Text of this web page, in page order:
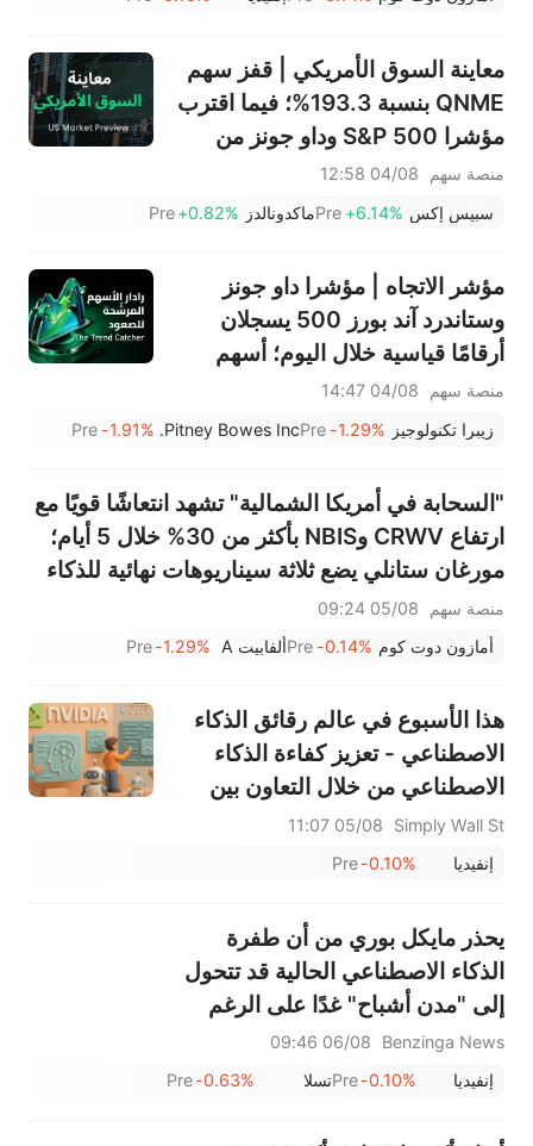
معاينة السوق الأمريكي | قفز سهم
QNME بنسبة 193.3%؛ فيما اقترب
مؤشرا S&P 500 وداو جونز من
مستويات قياسية بدعم من صفقة
بيسنت بشأن الولايات المتحدة
تترقب الأسواق نتائج سبيس إكس
بعد إغلاق السوق؛ وقفز سهما PLTR
وCAT بعد
منصة سهم
04/08 12:58
سبيس إكس +6.14%
Preماكدونالدز +0.82%
Pre
مؤشر الاتجاه | مؤشرا داو جونز
وستاندرد آند بورز 500 يسجلان
أرقامًا قياسية خلال اليوم؛ أسهم
PRLB (+7.34%) وWSM
(+3.33%) تقود 4 اختراقات يومية؛
وAAOI >16%، وPOET >14%
منصة سهم
04/08 14:47
زيبرا تكنولوجيز -1.29%
Pre
Pitney Bowes Inc.
-1.91%
Pre
"السحابة في أمريكا الشمالية" تشهد انتعاشًا قويًا مع
ارتفاع CRWV وNBIS بأكثر من 30% خلال 5 أيام؛
مورغان ستانلي يضع ثلاثة سيناريوهات نهائية للذكاء
الاصطناعي — من سيكون الفائز الأكبر؟
منصة سهم
05/08 09:24
أمازون دوت كوم -0.14%
Preألفابيت A -1.29%
Pre
هذا الأسبوع في عالم رقائق الذكاء
الاصطناعي - تعزيز كفاءة الذكاء
الاصطناعي من خلال التعاون بين
Multiverse وQualcomm
Simply Wall St
05/08 11:07
إنفيديا
-0.10%
Pre
يحذر مايكل بوري من أن طفرة
الذكاء الاصطناعي الحالية قد تتحول
إلى "مدن أشباح" غدًا على الرغم
من الطلب المتزايد
Benzinga News
06/08 09:46
إنفيديا
-0.10%
Preتسلا -0.63%
Pre